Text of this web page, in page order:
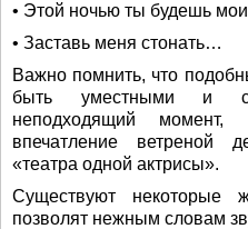
• Этой ночью ты будешь
• Заставь меня стонать…
Важно помнить, что
быть уместными и
неподходящий
впечатление ветреной
«театра одной актрисы».
Существуют некоторые
позволят нежным словам